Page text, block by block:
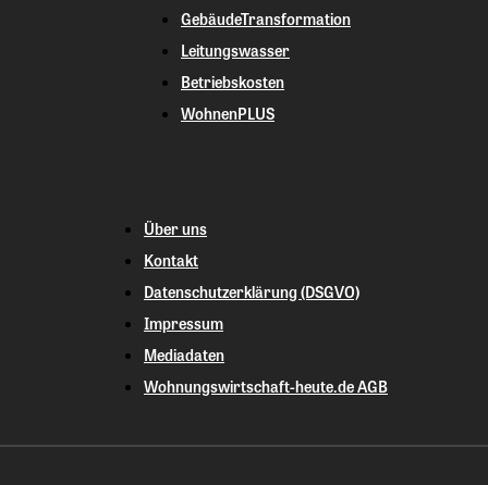
GebäudeTransformation
Leitungswasser
Betriebskosten
WohnenPLUS
Über uns
Kontakt
Datenschutzerklärung (DSGVO)
Impressum
Mediadaten
Wohnungswirtschaft-heute.de AGB